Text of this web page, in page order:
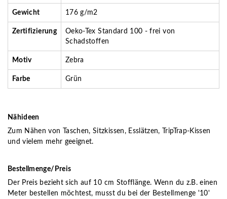
Gewicht 176 g/m2
Zertifizierung
Oeko-Tex Standard 100 - frei von
Schadstoffen
Motiv Zebra
Farbe Grün
Nähideen
Zum Nähen von Taschen, Sitzkissen, Esslätzen, TripTrap-Kissen
und vielem mehr geeignet.
Bestellmenge/Preis
Der Preis bezieht sich auf 10 cm Stofflänge. Wenn du z.B. einen
Meter bestellen möchtest, musst du bei der Bestellmenge '10'